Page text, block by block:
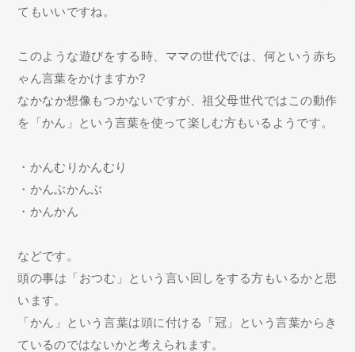
てもいいですね。
このような遊びをする時、ママの世代では、何という赤ち
ゃん言葉をかけますか?
なかなか想像もつかないですが、祖父母世代ではこの動作
を「かん」という言葉を使って楽しむ方もいるようです。
・かんむりかんむり
・かんぶかんぶ
・かんかん
などです。
頭の事は「おつむ」という言い回しをする方もいるかと思
います。
「かん」という言葉は頭に付ける「冠」という言葉からき
ているのではないかと考えられます。